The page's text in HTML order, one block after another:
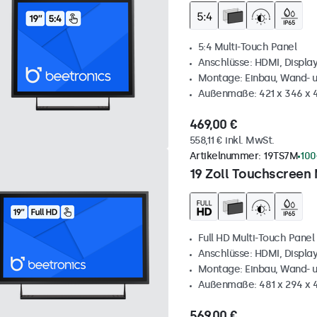
5:4 Multi-Touch Panel
Anschlüsse: HDMI,
Montage: Einbau, Wand-
Außenmaße: 421 x 346 x
469,00 €
558,11 € inkl. MwSt.
19 Zoll Touchscreen
Artikelnummer: 19TS7M
Full HD Multi-Touch Panel
Anschlüsse: HDMI,
Montage: Einbau, Wand-
Außenmaße: 481 x 294 x